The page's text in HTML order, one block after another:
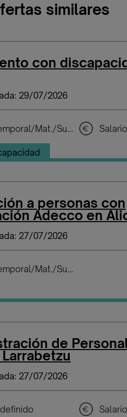
similares
con
29/07/2026
Temporal/Mat./Sustitución/...
a personas con
Adecco en
27/07/2026
Temporal/Mat./Sustitución/...
de
27/07/2026